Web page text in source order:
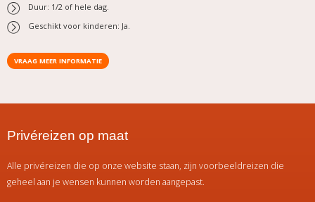
Duur: 1/2 of hele dag.
Geschikt voor kinderen: Ja.
VRAAG MEER INFORMATIE
Privéreizen op maat
Alle privéreizen die op onze website staan, zijn voorbeeldreizen die
geheel aan je wensen kunnen worden aangepast.